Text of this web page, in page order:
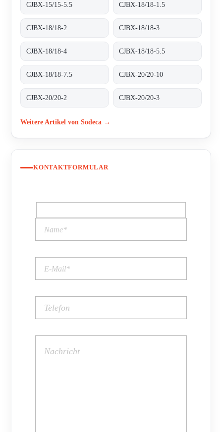
CJBX-15/15-5.5 CJBX-18/18-1.5
CJBX-18/18-2 CJBX-18/18-3
CJBX-18/18-4 CJBX-18/18-5.5
CJBX-18/18-7.5 CJBX-20/20-10
CJBX-20/20-2 CJBX-20/20-3
Weitere Artikel von Sodeca →
KONTAKTFORMULAR